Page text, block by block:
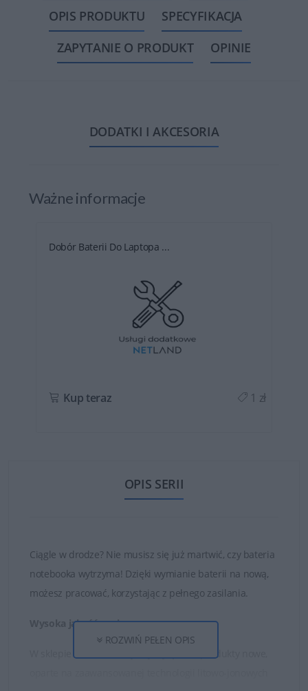
OPIS PRODUKTU
SPECYFIKACJA
ZAPYTANIE O PRODUKT
OPINIE
DODATKI I AKCESORIA
Ważne informacje
Dobór Baterii Do Laptopa ...
Kup teraz 1 zł
OPIS SERII
Ciągle w drodze? Nie musisz się już martwić, czy bateria
notebooka wytrzyma! Dzięki wymianie baterii na nową,
możesz pracować, korzystając z pełnego zasilania.
Wysoka jakość ogniw
W sklepie DELL24 oferujemy wyłącznie produkty nowe,
ROZWIŃ PEŁEN OPIS